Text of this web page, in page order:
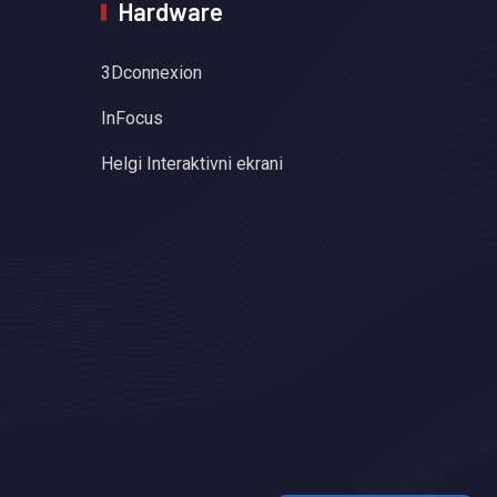
Hardware
3Dconnexion
InFocus
Helgi Interaktivni ekrani